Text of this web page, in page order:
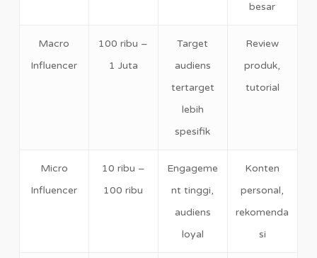
besar
Macro
Influencer
100 ribu –
1 Juta
Target
audiens
tertarget
lebih
spesifik
Review
produk,
tutorial
Micro
Influencer
10 ribu –
100 ribu
Engageme
nt tinggi,
audiens
loyal
Konten
personal,
rekomenda
si